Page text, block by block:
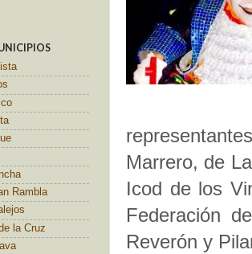
Marrero, de
Icod de los
Federación
Reverón y
Rambla
la Cruz